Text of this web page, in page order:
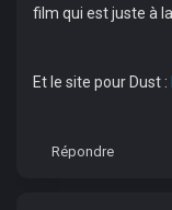
film qui est juste à
Et le site pour Dust :
Répondre